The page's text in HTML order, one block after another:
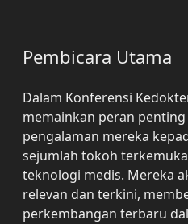
Pembicara Utama
Dalam Konferensi
memainkan peran
pengalaman mereka
sejumlah tokoh
teknologi medis. Mereka
relevan dan terkini,
perkembangan terbaru